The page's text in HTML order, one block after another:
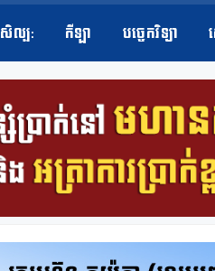
សិល្ប​: កីឡា បច្ចេកវិទ្យា